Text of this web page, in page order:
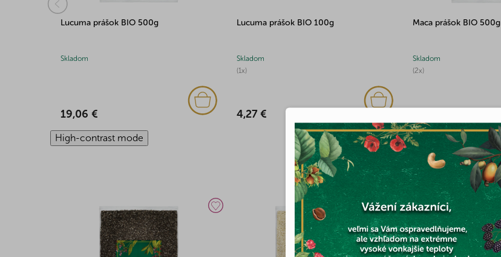
Lucuma prášok BIO 500g
Skladom
19,06 €
Lucuma prášok BIO 100g
(1x)
Skladom
4,27 €
Maca prášok BIO 500g
(2x)
Skladom
High-contrast mode
MOHLO BY VÁS ZAUJÍMAŤ